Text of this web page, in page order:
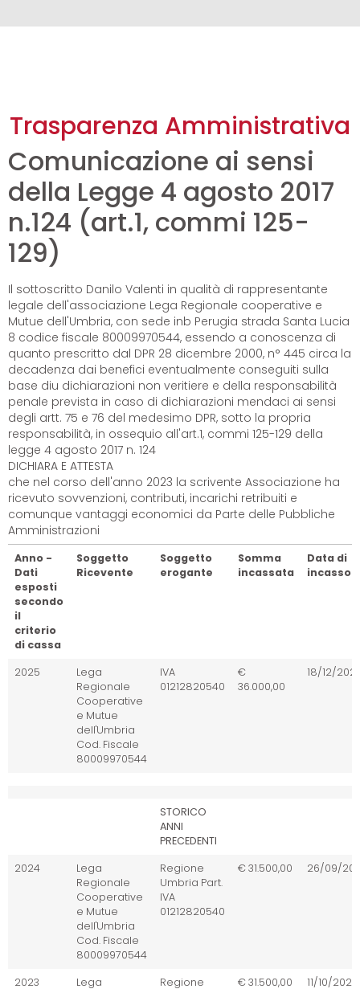
Trasparenza Amministrativa
Comunicazione ai sensi
della Legge 4 agosto 2017
n.124 (art.1, commi 125-
129)
Il sottoscritto Danilo Valenti in qualità di rappresentante
legale dell'associazione Lega Regionale cooperative e
Mutue dell'Umbria, con sede inb Perugia strada Santa Lucia
8 codice fiscale 80009970544, essendo a conoscenza di
quanto prescritto dal DPR 28 dicembre 2000, n° 445 circa la
decadenza dai benefici eventualmente conseguiti sulla
base diu dichiarazioni non veritiere e della responsabilità
penale prevista in caso di dichiarazioni mendaci ai sensi
degli artt. 75 e 76 del medesimo DPR, sotto la propria
responsabilità, in ossequio all'art.1, commi 125-129 della
legge 4 agosto 2017 n. 124
DICHIARA E ATTESTA
che nel corso dell'anno 2023 la scrivente Associazione ha
ricevuto sovvenzioni, contributi, incarichi retribuiti e
comunque vantaggi economici da Parte delle Pubbliche
Amministrazioni
Anno -
Dati
esposti
secondo
il
criterio
di cassa
Soggetto
Ricevente
Soggetto
erogante
Somma
incassata
Data di
incasso
Anno -
Soggetto
Ricevente
Soggetto
erogante
Somma
incassata
Data di
incasso
2025
Lega
Regionale
Cooperative
e Mutue
dell'Umbria
Cod. Fiscale
80009970544
IVA
01212820540
€
36.000,00
18/12/
STORICO
ANNI
PRECEDENTI
2024
Lega
Regionale
Cooperative
e Mutue
dell'Umbria
Cod. Fiscale
80009970544
Regione
Umbria Part.
IVA
01212820540
€ 31.500,00 26/09/
2023 Lega Regione € 31.500,00 11/10/2023